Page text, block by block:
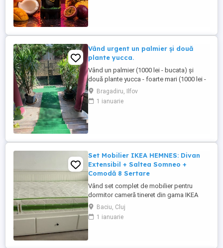
Vând urgent un palmier și două
plante yucca.
Vând un palmier (1000 lei - bucata) și
două plante yucca - foarte mari (1000 lei -
bucata). Acestea sunt plante decorative,
rezistente și ușor de întreținut. Pot fi
amplasate în grădină sau pe terasă pentru
Bragadiru, Ilfov
1 ianuarie
Set Mobilier IKEA HEMNES: Divan
Extensibil + Saltea Somneo +
Comodă 8 Sertare
Vând set complet de mobilier pentru
dormitor cameră tineret din gama IKEA
HEMNES, culoare alb. Piesele sunt
realizate parțial din lemn masiv, sunt
foarte robuste și oferă un spațiu masiv de
Baciu, Cluj
1 ianuarie